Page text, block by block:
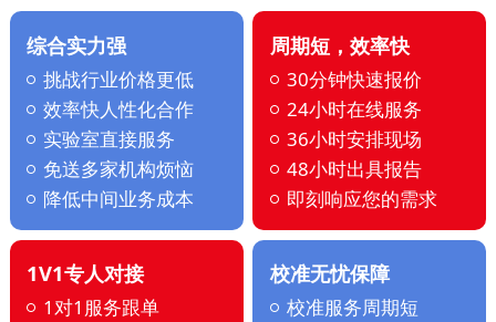
综合实力强
挑战行业价格更低
效率快人性化合作
实验室直接服务
免送多家机构烦恼
降低中间业务成本
周期短，效率快
30分钟快速报价
24小时在线服务
36小时安排现场
48小时出具报告
即刻响应您的需求
1V1专人对接
1对1服务跟单
校准无忧保障
校准服务周期短